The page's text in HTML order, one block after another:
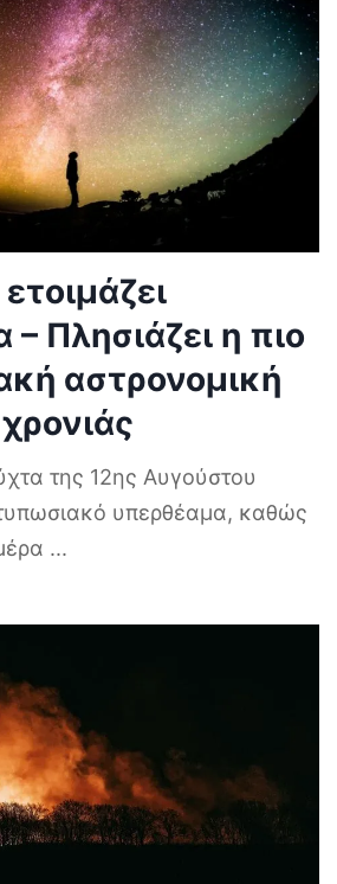
Πλησιάζει η πιο
αστρονομική
της 12ης Αυγούστου
υπερθέαμα, καθώς
...